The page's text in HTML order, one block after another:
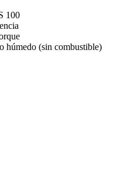
100
húmedo (sin combustible)